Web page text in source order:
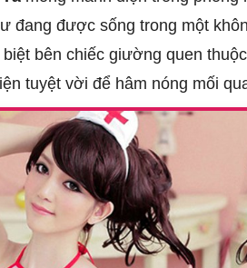
đang được sống trong một
bên chiếc giường quen
tuyệt vời để hâm nóng mối